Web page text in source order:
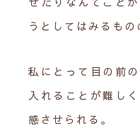
うとしてはみるもの
私にとって目の前
入れることが難し
感させられる。